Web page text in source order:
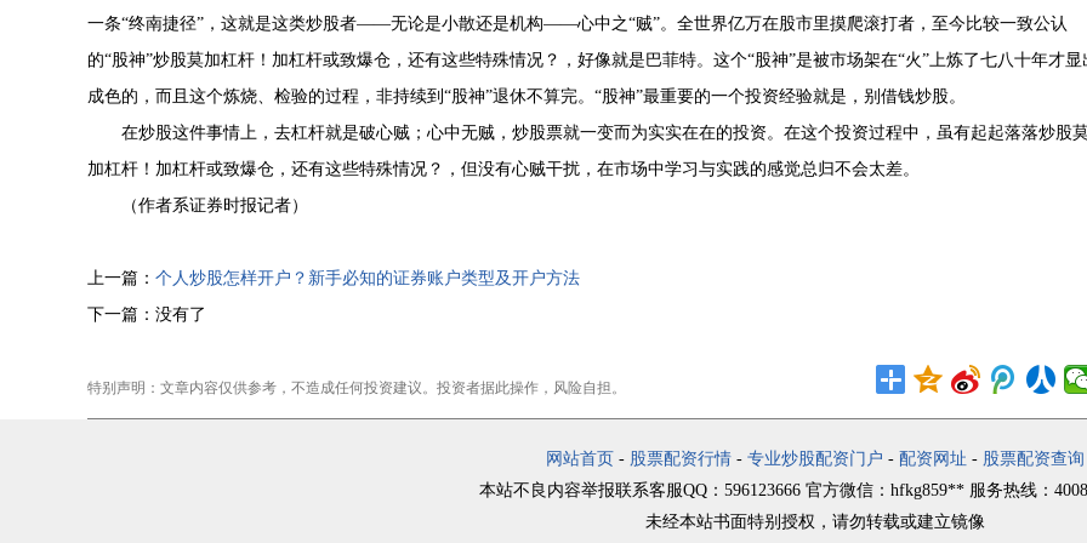
一条“终南捷径”，这就是这类炒股者——无论是小散还是机构——心中之“贼”。全世界亿万在股市里摸爬滚打者，至今比较一致公认
的“股神”炒股莫加杠杆！加杠杆或致爆仓，还有这些特殊情况？，好像就是巴菲特。这个“股神”是被市场架在“火”上炼了七八十年才显
成色的，而且这个炼烧、检验的过程，非持续到“股神”退休不算完。“股神”最重要的一个投资经验就是，别借钱炒股。
在炒股这件事情上，去杠杆就是破心贼；心中无贼，炒股票就一变而为实实在在的投资。在这个投资过程中，虽有起起落落炒股
加杠杆！加杠杆或致爆仓，还有这些特殊情况？，但没有心贼干扰，在市场中学习与实践的感觉总归不会太差。
（作者系证券时报记者）
上一篇： 个人炒股怎样开户？新手必知的证券账户类型及开户方法
下一篇：没有了
特别声明：文章内容仅供参考，不造成任何投资建议。投资者据此操作，风险自担。
网站首页 - 股票配资行情 - 专业炒股配资门户 - 配资网址 - 股票配资查询
本站不良内容举报联系客服QQ：596123666 官方微信：hfkg859** 服务热线：
未经本站书面特别授权，请勿转载或建立镜像